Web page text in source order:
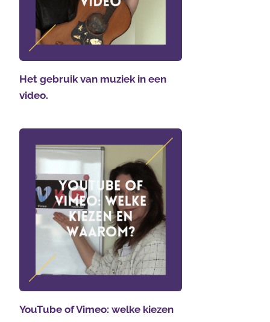
Het gebruik van muziek in een
video.
YouTube of Vimeo: welke kiezen